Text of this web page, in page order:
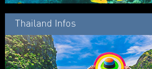
Thailand Infos